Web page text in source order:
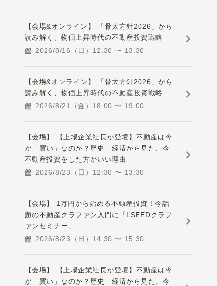
【会場&オンライン】 「骨太方針2026」から
読み解く、物価上昇時代の不動産投資戦略
2026/8/16（日） 12:30 〜 13:30
【会場&オンライン】 「骨太方針2026」から
読み解く、物価上昇時代の不動産投資戦略
2026/8/21（金） 18:00 〜 19:00
【会場】 【上場企業社長が登壇】不動産は今
が「買い」なのか？歴史・経済から見た、今
不動産投資をした方がいい理由
2026/8/23（日） 12:30 〜 13:30
【会場】 1万円から始める不動産投資！今話
題の不動産クラファン入門に「LSEEDクラフ
ァンセミナー」
2026/8/23（日） 14:30 〜 15:30
【会場】 【上場企業社長が登壇】不動産は今
が「買い」なのか？歴史・経済から見た、今